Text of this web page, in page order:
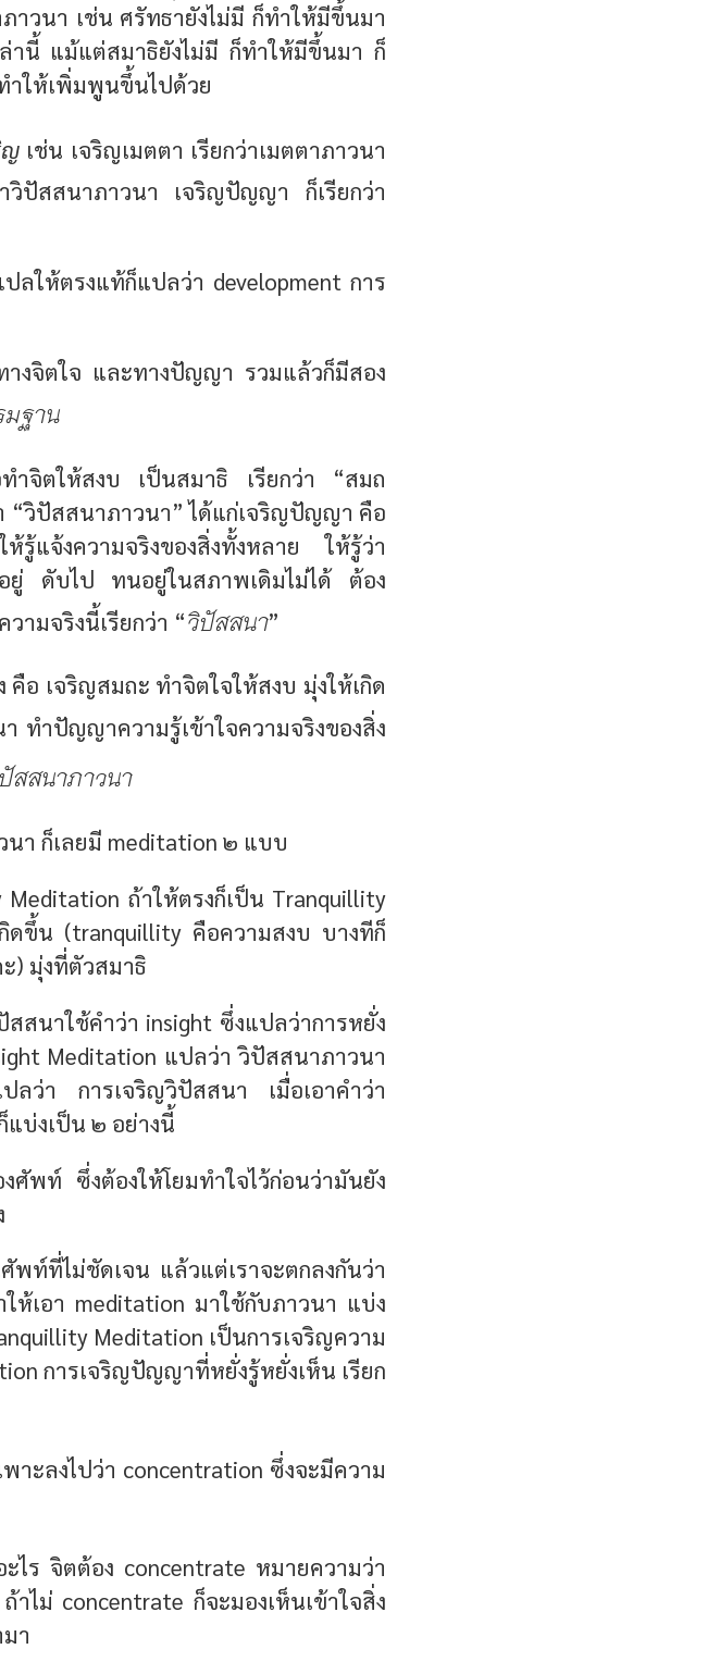
าวนา เช่น ศรัทธายังไม่มี ก็ทำให้มีขึ้นมา
านี้ แม้แต่สมาธิยังไม่มี ก็ทำให้มีขึ้นมา ก็
ำให้เพิ่มพูนขึ้นไปด้วย
ญเช่น เจริญเมตตา เรียกว่าเมตตาภาวนา
วิปัสสนาภาวนา เจริญปัญญา ก็เรียกว่า
ลให้ตรงแท้ก็แปลว่า development การ
งจิตใจ และทางปัญญา รวมแล้วก็มีสอง
ฐาน
ำจิตให้สงบ เป็นสมาธิ เรียกว่า “สมถ
“วิปัสสนาภาวนา” ได้แก่เจริญปัญญา คือ
จ้งความจริงของสิ่งทั้งหลาย ให้รู้ว่า
ยู่ ดับไป ทนอยู่ในสภาพเดิมไม่ได้ ต้อง
ามจริงนี้เรียกว่า “วิปัสสนา”
อ เจริญสมถะ ทำจิตใจให้สงบ มุ่งให้เกิด
ทำปัญญาความรู้เข้าใจความจริงของสิ่ง
สสนาภาวนา
า ก็เลยมี meditation ๒ แบบ
ถ้าให้ตรงก็เป็น Tranquillity
กิดขึ้น (tranquillity คือความสงบ บางทีก็
) มุ่งที่ตัวสมาธิ
นาใช้คำว่า insight ซึ่งแปลว่าการหยั่ง
Meditation แปลว่า วิปัสสนาภาวนา
ว่า การเจริญวิปัสสนา เมื่อเอาคำว่า
บ่งเป็น ๒ อย่างนี้
งศัพท์ ซึ่งต้องให้โยมทำใจไว้ก่อนว่ามันยัง
ท์ที่ไม่ชัดเจน แล้วแต่เราจะตกลงกันว่า
ให้เอา meditation มาใช้กับภาวนา แบ่ง
Meditation เป็นการเจริญความ
การเจริญปัญญาที่หยั่งรู้หยั่งเห็น เรียก
าะลงไปว่า concentration ซึ่งจะมีความ
ะไร จิตต้อง concentrate หมายความว่า
ไม่ concentrate ก็จะมองเห็นเข้าใจสิ่ง
า